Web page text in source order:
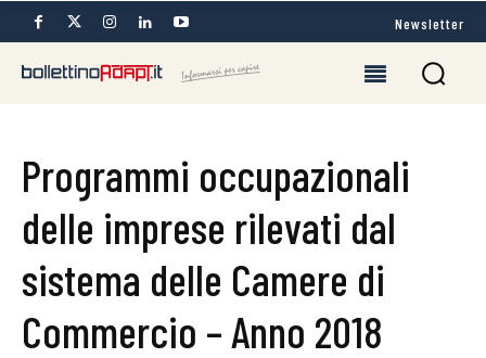
Newsletter
Programmi occupazionali
delle imprese rilevati dal
sistema delle Camere di
Commercio – Anno 2018